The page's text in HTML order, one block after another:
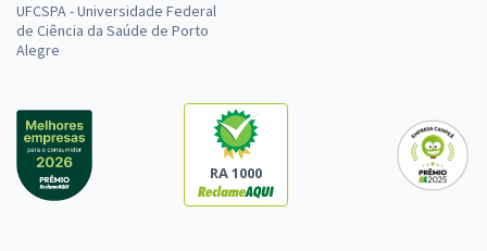
UFCSPA - Universidade Federal
de Ciência da Saúde de Porto
Alegre
RA 1000